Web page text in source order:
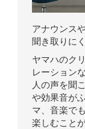
アナウンス
聞き取りに
ヤマハのク
レーション
人の声を聞
や効果音が
マ、音楽で
楽しむこと